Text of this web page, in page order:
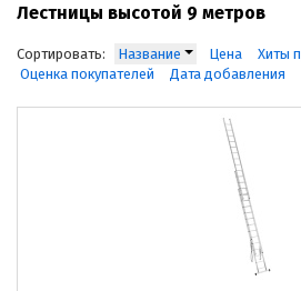
Лестницы высотой 9 метров
Сортировать: Название Цена
Хиты
Оценка покупателей
Дата добавления